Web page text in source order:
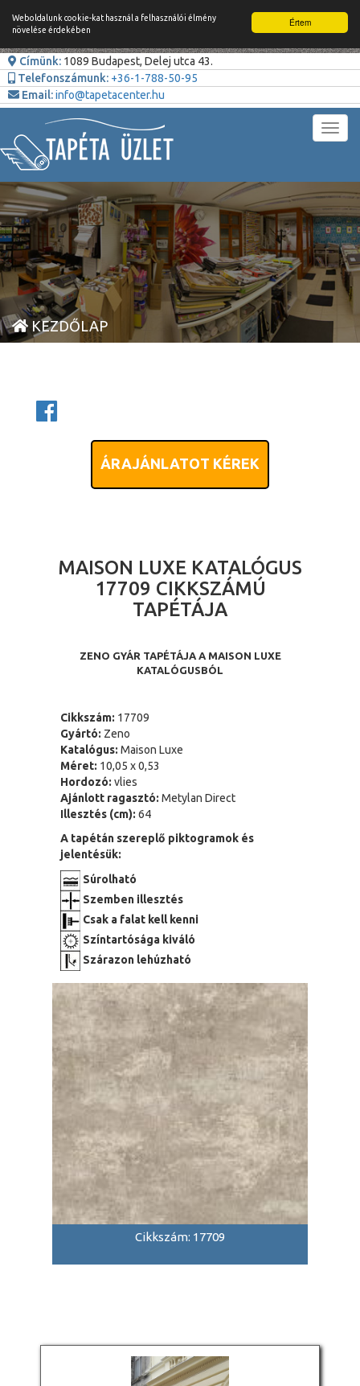
Értem
Weboldalunk cookie-kat használ a felhasználói élmény
növelése érdekében
Címünk: 1089 Budapest, Delej utca 43.
Telefonszámunk: +36-1-788-50-95
Email:info@tapetacenter.hu
KEZDŐLAP
ÁRAJÁNLATOT KÉREK
MAISON LUXE KATALÓGUS
17709 CIKKSZÁMÚ
TAPÉTÁJA
ZENO GYÁR TAPÉTÁJA A MAISON LUXE
KATALÓGUSBÓL
Cikkszám: 17709
Gyártó: Zeno
Katalógus: Maison Luxe
Méret: 10,05 x 0,53
Hordozó: vlies
Ajánlott ragasztó: Metylan Direct
Illesztés (cm): 64
A tapétán szereplő piktogramok és
jelentésük:
Súrolható
Szemben illesztés
Csak a falat kell kenni
Színtartósága kiváló
Szárazon lehúzható
Cikkszám: 17709